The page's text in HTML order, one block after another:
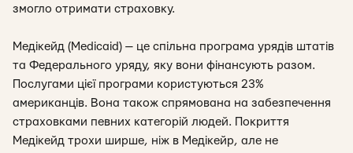
змогло отримати страховку.
Медікейд (Medicaid) — це спільна програма урядів штатів
та Федерального уряду, яку вони фінансують разом.
Послугами цієї програми користуються 23%
американців. Вона також спрямована на забезпечення
страховками певних категорій людей. Покриття
Медікейд трохи ширше, ніж в Медікейр, але не